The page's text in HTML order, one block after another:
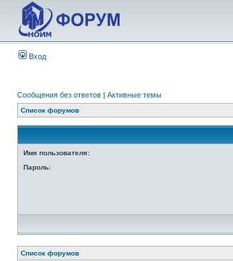
Вход
Сообщения без ответов | Активные темы
Список форумов
Имя пользователя:
Пароль:
Список форумов